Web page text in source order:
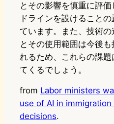
とその影響を慎重に評
ドラインを設けること
ています。また、技術
とその使用範囲は今後
れるため、これらの課
てくるでしょう。
from Labor ministers
use of AI in
decisions.